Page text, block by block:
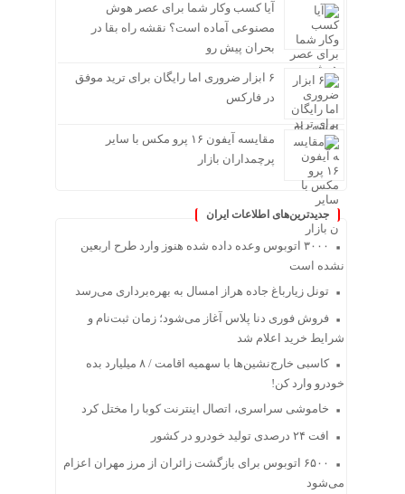
آیا کسب وکار شما برای عصر هوش
مصنوعی آماده است؟ نقشه راه بقا در
بحران پیش رو
۶ ابزار ضروری اما رایگان برای ترید موفق
در فارکس
مقایسه آیفون ۱۶ پرو مکس با سایر
پرچمداران بازار
جدیدترین‌های اطلاعات ایران
۳۰۰۰ اتوبوس وعده داده شده هنوز وارد طرح اربعین
نشده است
تونل زیارباغ جاده هراز امسال به بهره‌برداری می‌رسد
فروش فوری دنا پلاس آغاز می‌شود؛ زمان ثبت‌نام و
شرایط خرید اعلام شد
کاسبی خارج‌نشین‌ها با سهمیه اقامت / ۸ میلیارد بده
خودرو وارد کن!
خاموشی سراسری، اتصال اینترنت کوبا را مختل کرد
افت ۲۴ درصدی تولید خودرو در کشور
۶۵۰۰ اتوبوس برای بازگشت زائران از مرز مهران اعزام
می‌شود